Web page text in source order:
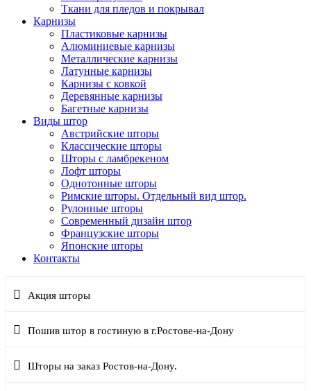
Ткани для пледов и покрывал
Карнизы
Пластиковые карнизы
Алюминиевые карнизы
Металлические карнизы
Латунные карнизы
Карнизы с ковкой
Деревянные карнизы
Багетные карнизы
Виды штор
Австрийские шторы
Классические шторы
Шторы с ламбрекеном
Лофт шторы
Однотонные шторы
Римские шторы. Отдельный вид штор.
Рулонные шторы
Современный дизайн штор
Французские шторы
Японские шторы
Контакты
Акция шторы
Пошив штор в гостиную в г.Ростове-на-Дону
Шторы на заказ Ростов-на-Дону.